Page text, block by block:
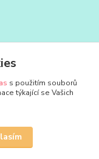
s použitím souborů
týkající se Vašich